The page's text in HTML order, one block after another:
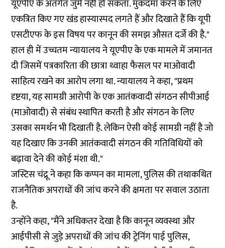
यूएपीए के अंतर्गत जुर्म नहीं हो सकता. मुकदमा करने के लिए
एकत्रित किए गए खंड हास्यास्पद लगते हैं और दिखाते हैं कि यूपी
एसटीएफ के इस विषय पर कानून की समझ औसत दर्जे की है."
हाल ही में उच्चतम न्यायालय नेयूएपीएके एक मामले में जमानत
दी जिसमें पत्रकारिता की छात्रा थ्वाहा फैसल पर माओवादी
साहित्य रखने का आरोप लगा था. न्यायालय ने कहा, "प्रथम
दृष्टया, यह सामग्री आरोपी के एक आतंकवादी संगठन सीपीआई
(माओवादी) से संबंध स्थापित करती है और संगठन के लिए
उसका समर्थन भी दिखाती है. लेकिन ऐसी कोई सामग्री नहीं है जो
यह दिखाए कि उनकी आतंकवादी संगठन की गतिविधियों को
बढ़ावा देने की कोई मंशा थी."
जस्टिस चंद्रू ने कहा कि कप्पन का मामला, पुलिस की तथाकथित
राजनैतिक अपराधों की जांच करने की क्षमता पर सवाल उठाता
है.
उन्होंने कहा, "मैंने अधिकतर देखा है कि कानून व्यवस्था और
आईपीसी से जुड़े अपराधों की जांच की ट्रेनिंग पाई पुलिस,